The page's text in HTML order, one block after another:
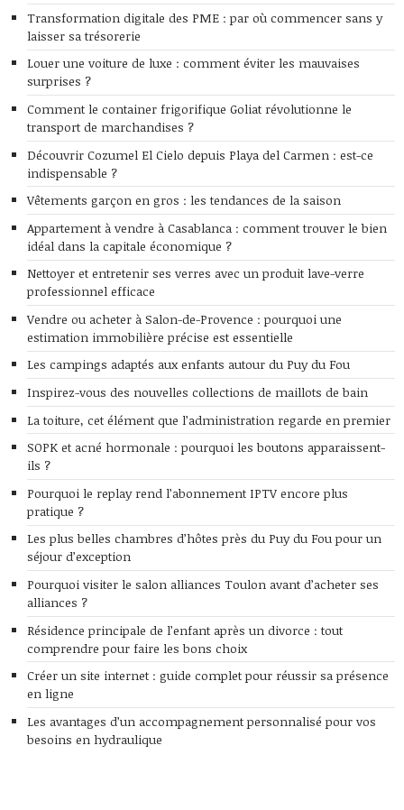
Transformation digitale des PME : par où commencer sans y
laisser sa trésorerie
Louer une voiture de luxe : comment éviter les mauvaises
surprises ?
Comment le container frigorifique Goliat révolutionne le
transport de marchandises ?
Découvrir Cozumel El Cielo depuis Playa del Carmen : est-ce
indispensable ?
Vêtements garçon en gros : les tendances de la saison
Appartement à vendre à Casablanca : comment trouver le bien
idéal dans la capitale économique ?
Nettoyer et entretenir ses verres avec un produit lave-verre
professionnel efficace
Vendre ou acheter à Salon-de-Provence : pourquoi une
estimation immobilière précise est essentielle
Les campings adaptés aux enfants autour du Puy du Fou
Inspirez-vous des nouvelles collections de maillots de bain
La toiture, cet élément que l’administration regarde en premier
SOPK et acné hormonale : pourquoi les boutons apparaissent-
ils ?
Pourquoi le replay rend l’abonnement IPTV encore plus
pratique ?
Les plus belles chambres d’hôtes près du Puy du Fou pour un
séjour d’exception
Pourquoi visiter le salon alliances Toulon avant d’acheter ses
alliances ?
Résidence principale de l’enfant après un divorce : tout
comprendre pour faire les bons choix
Créer un site internet : guide complet pour réussir sa présence
en ligne
Les avantages d’un accompagnement personnalisé pour vos
besoins en hydraulique